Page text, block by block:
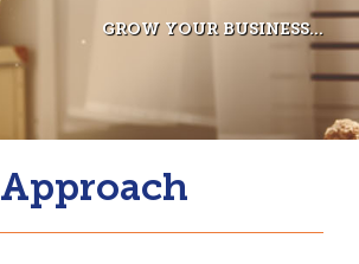
GROW YOUR BUSINESS...
Approach